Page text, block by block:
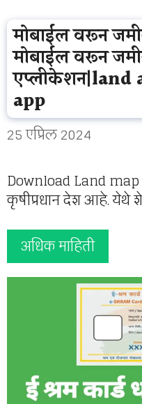
मोबाईल वरून
मोबाईल वरून
एप्लीकेशन|land
app
25 एप्रिल 2024
Download Land
कृषीप्रधान देश आहे. येथे
अधिक माहिती